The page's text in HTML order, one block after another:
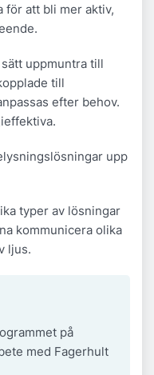
för att bli mer aktiv,
uppmuntra till
till
efter behov.
upp
typer av lösningar
kommunicera olika
ljus.
på
med Fagerhult